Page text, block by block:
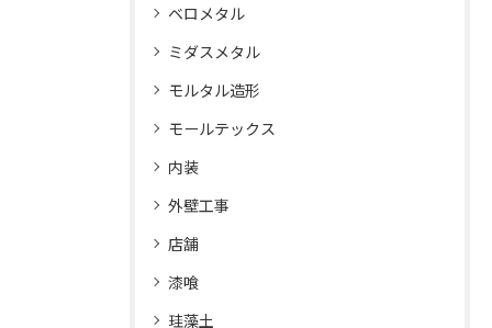
ベロメタル
ミダスメタル
モルタル造形
モールテックス
内装
外壁工事
店舗
漆喰
珪藻土